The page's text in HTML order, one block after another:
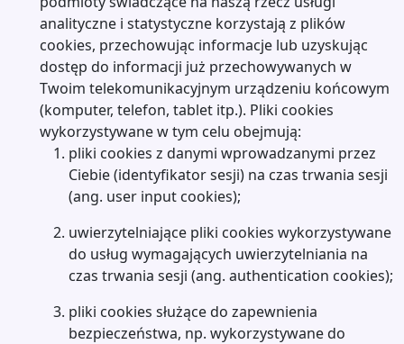
analityczne i statystyczne korzystają z plików
cookies, przechowując informacje lub uzyskując
dostęp do informacji już przechowywanych w
Twoim telekomunikacyjnym urządzeniu końcowym
(komputer, telefon, tablet itp.). Pliki cookies
wykorzystywane w tym celu obejmują:
pliki cookies z danymi wprowadzanymi przez
Ciebie (identyfikator sesji) na czas trwania sesji
(ang. user input cookies);
uwierzytelniające pliki cookies wykorzystywane
do usług wymagających uwierzytelniania na
czas trwania sesji (ang. authentication cookies);
pliki cookies służące do zapewnienia
bezpieczeństwa, np. wykorzystywane do